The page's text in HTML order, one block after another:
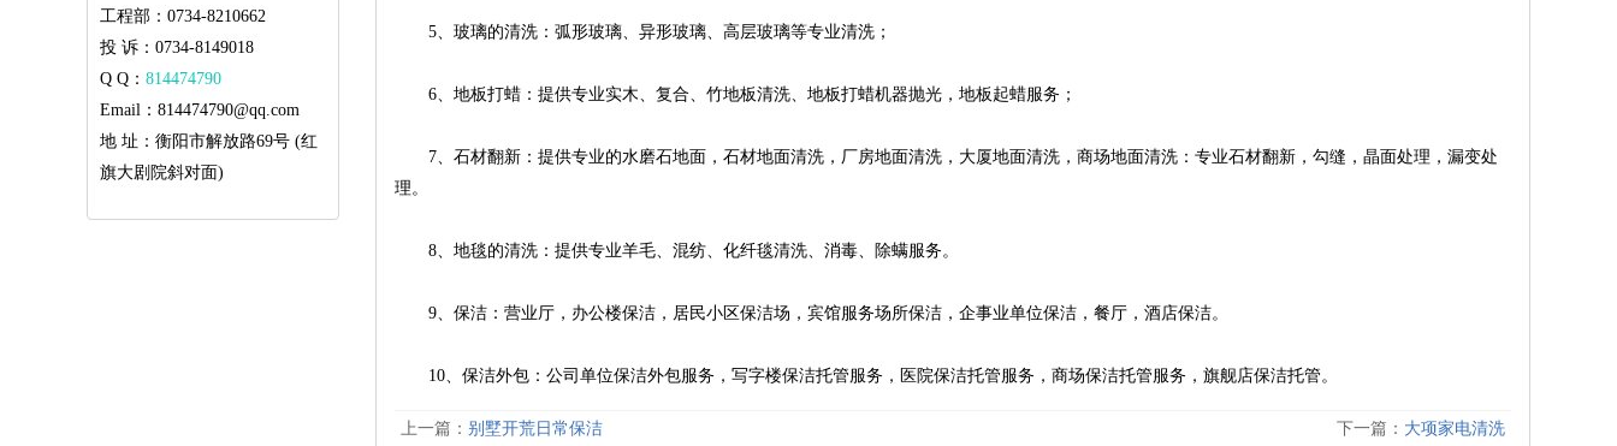
工程部：0734-8210662
投 诉：0734-8149018
Q Q： 814474790
Email：814474790@qq.com
地 址：衡阳市解放路69号 (红
旗大剧院斜对面)
5、玻璃的清洗：弧形玻璃、异形玻璃、高层玻璃等专业清洗；
6、地板打蜡：提供专业实木、复合、竹地板清洗、地板打蜡机器抛光，地板起蜡服务；
7、石材翻新：提供专业的水磨石地面，石材地面清洗，厂房地面清洗，大厦地面清洗，商场地面清洗：专业石材翻新，勾缝，晶面处理，漏变处
理。
8、地毯的清洗：提供专业羊毛、混纺、化纤毯清洗、消毒、除螨服务。
9、保洁：营业厅，办公楼保洁，居民小区保洁场，宾馆服务场所保洁，企事业单位保洁，餐厅，酒店保洁。
10、保洁外包：公司单位保洁外包服务，写字楼保洁托管服务，医院保洁托管服务，商场保洁托管服务，旗舰店保洁托管。
上一篇： 别墅开荒日常保洁 下一篇： 大项家电清洗